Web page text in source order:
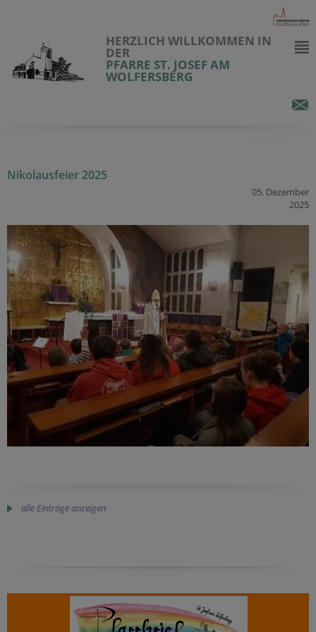
HERZLICH WILLKOMMEN IN
DER
PFARRE ST. JOSEF AM
WOLFERSBERG
Nikolausfeier 2025
05. Dezember
2025
alle Einträge anzeigen